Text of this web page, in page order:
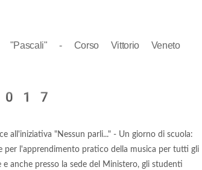
- Corso Vittorio Veneto
all'iniziativa "Nessun parli..." - Un giorno di scuola:
per l'apprendimento pratico della musica per tutti gli
anche presso la sede del Ministero, gli studenti